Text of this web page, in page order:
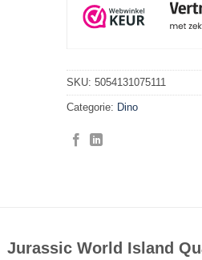
SKU: 5054131075111
Categorie: Dino
Jurassic World Island